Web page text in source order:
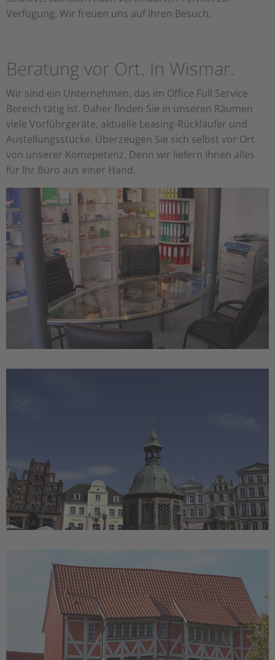
Verfügung. Wir freuen uns auf Ihren Besuch.
Beratung vor Ort. In Wismar.
Wir sind ein Unternehmen, das im Office Full Service
Bereich tätig ist. Daher finden Sie in unseren Räumen
viele Vorführgeräte, aktuelle Leasing-Rückläufer und
Austellungsstücke. Überzeugen Sie sich selbst vor Ort
von unserer Komepetenz. Denn wir liefern Ihnen alles
für Ihr Büro aus einer Hand.